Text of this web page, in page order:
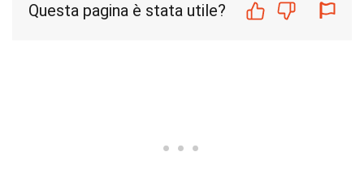
Questa pagina è stata utile?